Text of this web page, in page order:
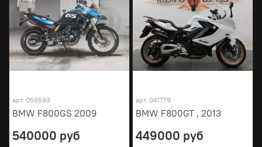
арт. 056593
BMW F800GS 2009
540000 руб
арт. 041779
BMW F800GT , 2013
449000 руб